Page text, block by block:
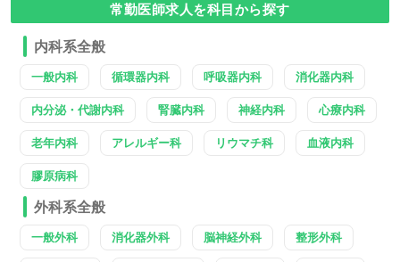
常勤医師求人を科目から探す
内科系全般
一般内科 循環器内科 呼吸器内科 消化器内科
内分泌・代謝内科 腎臓内科 神経内科 心療内科
老年内科 アレルギー科 リウマチ科 血液内科
膠原病科
外科系全般
一般外科 消化器外科 脳神経外科 整形外科